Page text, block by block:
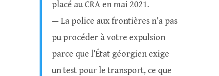
placé au CRA en mai 2021.
— La police aux frontières n’a pas
pu procéder à votre expulsion
parce que l’État géorgien exige
un test pour le transport, ce que